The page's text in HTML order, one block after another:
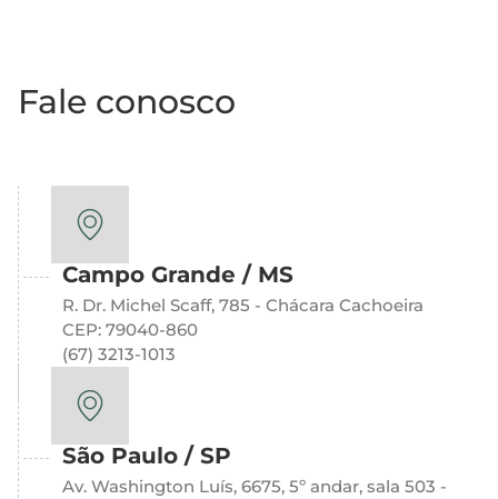
Fale conosco
Campo Grande / MS
R. Dr. Michel Scaff, 785 - Chácara Cachoeira
CEP: 79040-860
(67) 3213-1013
São Paulo / SP
Av. Washington Luís, 6675, 5º andar, sala 503 -